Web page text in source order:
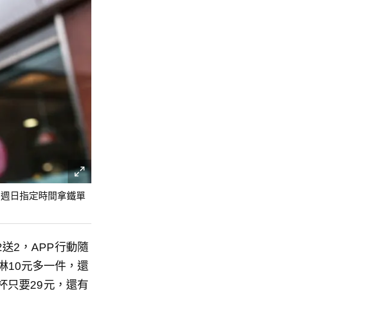
日指定時間拿鐵單
2，APP行動隨
10元多一件，還
只要29元，還有